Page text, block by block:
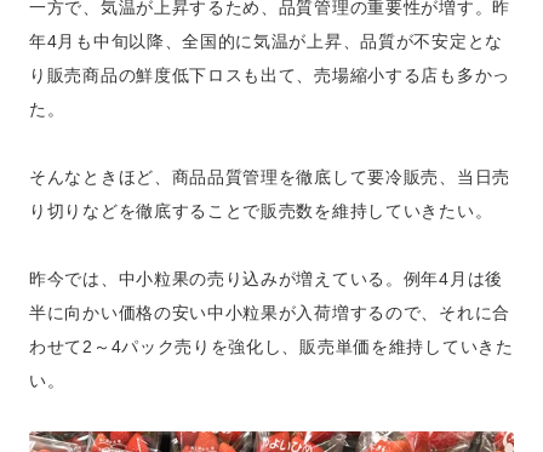
一方で、気温が上昇するため、品質管理の重要性が増す。昨
年4月も中旬以降、全国的に気温が上昇、品質が不安定とな
り販売商品の鮮度低下ロスも出て、売場縮小する店も多かっ
た。
そんなときほど、商品品質管理を徹底して要冷販売、当日売
り切りなどを徹底することで販売数を維持していきたい。
昨今では、中小粒果の売り込みが増えている。例年4月は後
半に向かい価格の安い中小粒果が入荷増するので、それに合
わせて2～4パック売りを強化し、販売単価を維持していきた
い。